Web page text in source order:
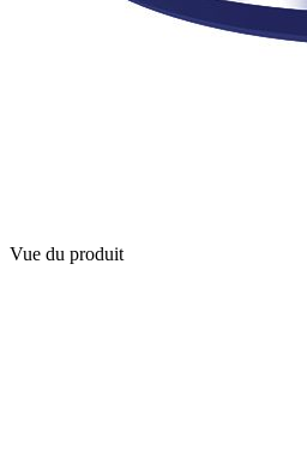
Vue du produit